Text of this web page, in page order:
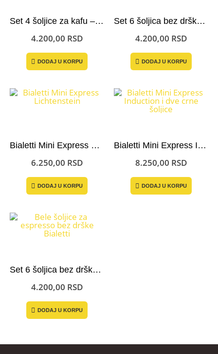
Set 4 šoljice za kafu – Bialetti Oktagonalne Bele
4.200,00 RSD
DODAJ U KORPU
Set 6 šoljica bez drške za espresso kafu – Bialetti Multicolor
4.200,00 RSD
DODAJ U KORPU
Bialetti Mini Express Lichtenstein + 2 šoljice
6.250,00 RSD
DODAJ U KORPU
Bialetti Mini Express Induction + 2 šoljice
8.250,00 RSD
DODAJ U KORPU
Set 6 šoljica bez drške za espresso kafu – Bialetti Bele
4.200,00 RSD
DODAJ U KORPU